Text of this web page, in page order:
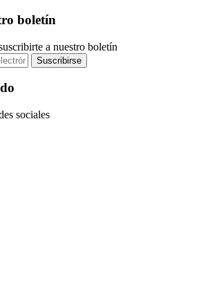
boletín
a nuestro boletín
Suscribirse
sociales